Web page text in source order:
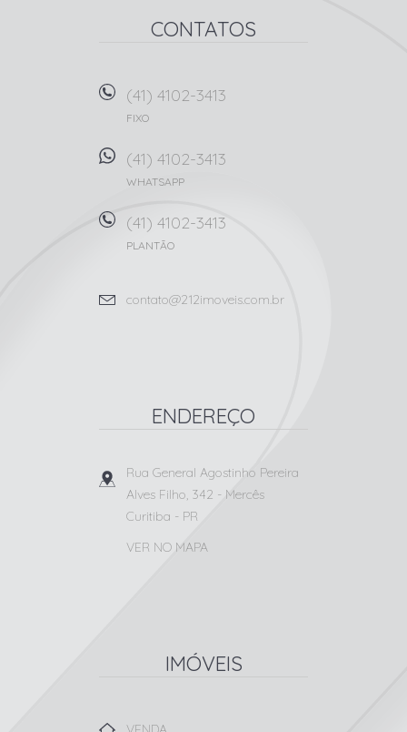
CONTATOS
(41) 4102-3413
FIXO
(41) 4102-3413
WHATSAPP
(41) 4102-3413
PLANTÃO
contato@212imoveis.com.br
ENDEREÇO
Rua General Agostinho Pereira
Alves Filho, 342 - Mercês
Curitiba - PR
VER NO MAPA
IMÓVEIS